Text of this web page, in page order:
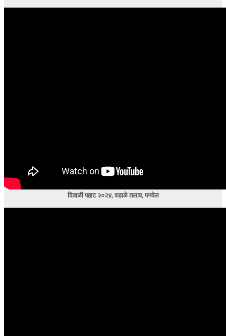
दिवाळी पहाट २०२४, वडाळे तलाव, पनवेल